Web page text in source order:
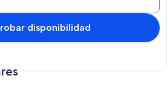
disponibilidad